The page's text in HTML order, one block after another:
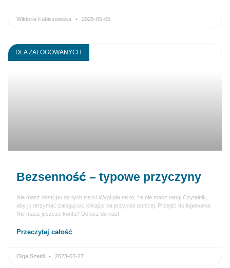
Wiktoria Fabiszewska 2025-05-05
DLA ZALOGOWANYCH
Bezsenność – typowe przyczyny
Nie masz dostępu do tych treści Wygląda na to, że nie masz rangi Czytelnik,
aby ją otrzymać zaloguj się klikając na przycisk poniżej. Przejdź do logowania
Nie masz jeszcze konta? Dołącz do nas!
Przeczytaj całość
Olga Szeidl 2023-02-27